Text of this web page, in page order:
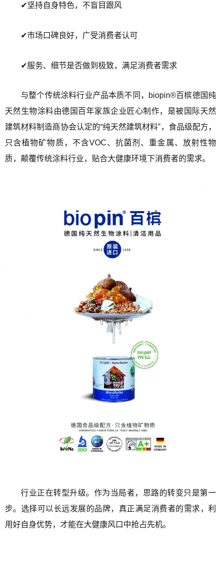
✔坚持自身特色，不盲目跟风
✔市场口碑良好，广受消费者认可
✔服务、细节是否做到极致，满足消费者需求
与整个传统涂料行业产品本质不同，biopin®百槟德国纯
天然生物涂料由德国百年家族企业匠心制作，是被国际天然
建筑材料制造商协会认定的“纯天然建筑材料”，食品级配方，
只含植物矿物质，不含VOC、抗菌剂、重金属、放射性物
质，颠覆传统涂料行业，贴合大健康环境下消费者的需求。
行业正在转型升级。作为当局者，思路的转变只是第一
步。选择可以长远发展的品牌，真正满足消费者的需求，利
用好自身优势，才能在大健康风口中抢占先机。